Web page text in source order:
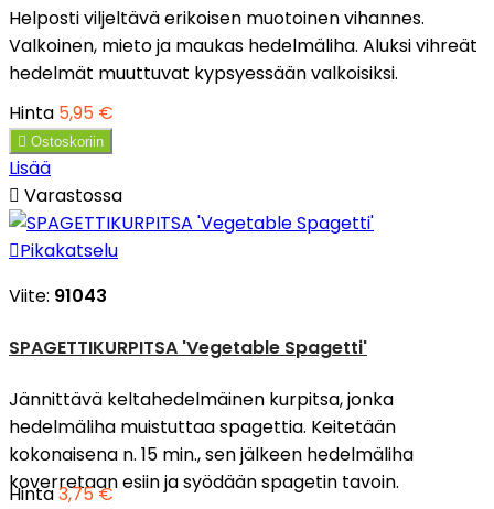
Helposti viljeltävä erikoisen muotoinen vihannes.
Valkoinen, mieto ja maukas hedelmäliha. Aluksi vihreät
hedelmät muuttuvat kypsyessään valkoisiksi.
Hinta 5,95 €
 Ostoskoriin
Lisää
 Varastossa
Pikakatselu
Viite: 91043
SPAGETTIKURPITSA 'Vegetable Spagetti'
Jännittävä keltahedelmäinen kurpitsa, jonka
hedelmäliha muistuttaa spagettia. Keitetään
kokonaisena n. 15 min., sen jälkeen hedelmäliha
koverretaan esiin ja syödään spagetin tavoin.
Hinta3,75 €